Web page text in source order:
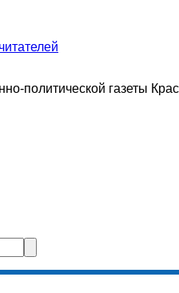
политической газеты